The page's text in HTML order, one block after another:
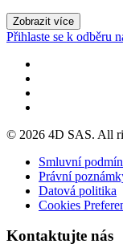
Zobrazit více
Přihlaste se k odběru
© 2026 4D SAS. All
Smluvní
Právní
Datová politika
Cookies
Kontaktujte nás